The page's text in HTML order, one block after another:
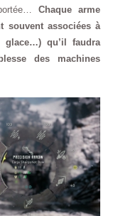
Chaque arme
souvent associées à
glace…) qu’il faudra
des machines